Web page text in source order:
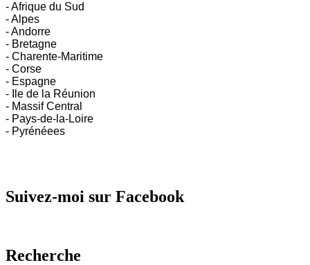
- Afrique du Sud
- Alpes
- Andorre
- Bretagne
- Charente-Maritime
- Corse
- Espagne
- Ile de la Réunion
- Massif Central
- Pays-de-la-Loire
- Pyrénéees
Suivez-moi sur Facebook
Recherche